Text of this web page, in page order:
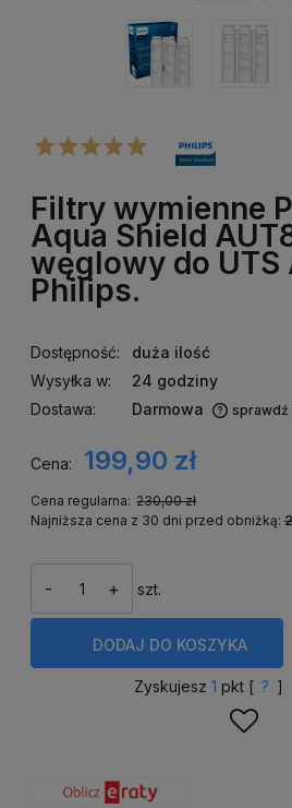
Filtry wymienne
Aqua Shield
węglowy do UTS
Philips.
Dostępność:
duża ilość
Wysyłka w:
24 godziny
Dostawa:
Darmowa
Cena: 199,90 zł
Cena regularna: 230,00 zł
Najniższa cena z 30 dni przed obniżką:
+
- szt.
DODAJ DO KOSZYKA
Zyskujesz 1 pkt [ ? ]